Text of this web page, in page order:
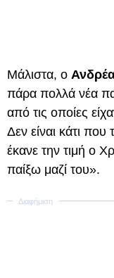
Μάλιστα, ο
πάρα πολλά νέα
από τις οποίες
Δεν είναι κάτι
έκανε την τιμή ο
παίξω μαζί του».